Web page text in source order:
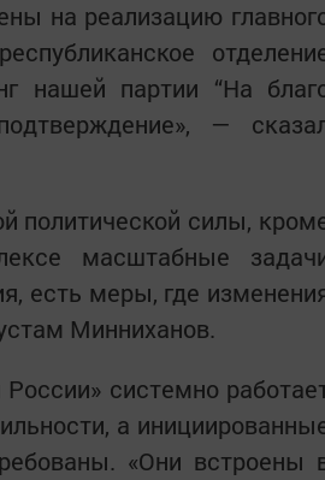
на реализацию
нашей партии “На
—
политической силы,
масштабные
есть меры, где
Минниханов.
системно
а
«Они встроены